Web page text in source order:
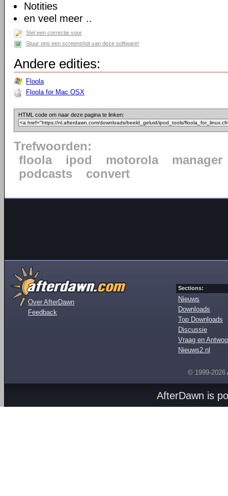
Notities
en veel meer ..
Stel een correctie voor
Stuur ons een screenshot van deze software!
Andere edities:
Floola
Floola for Mac OSX
HTML code om naar deze pagina te linken:
Trefwoorden:
floola
ipod motorola
manager
podcasts
convert
Over AfterDawn
Feedback
Sections:
Nieuws
Downloads
Top Downloads
Discussie
Vraag en
Nieuws2.nl
© 1999-2026
AfterDawn is